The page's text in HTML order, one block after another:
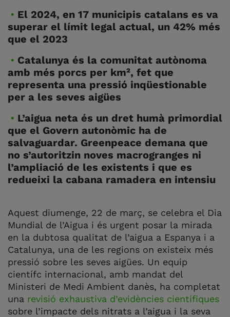
El 2024, en 17 municipis catalans es va
superar el límit legal actual, un 42% més
que el 2023
Catalunya és la comunitat autònoma
amb més porcs per km², fet que
representa una pressió inqüestionable
per a les seves aigües
L’aigua neta és un dret humà primordial
que el Govern autonòmic ha de
salvaguardar. Greenpeace demana que
no s’autoritzin noves macrogranges ni
l’ampliació de les existents i que es
redueixi la cabana ramadera en intensiu
Aquest diumenge, 22 de març, se celebra el Dia
Mundial de l’Aigua i és urgent posar la mirada
en la dubtosa qualitat de l’aigua a Espanya i a
Catalunya, una de les regions on existeix més
pressió sobre les seves aigües. Un equip
científc internacional, amb mandat del
Ministeri de Medi Ambient danès, ha completat
una revisió exhaustiva d’evidències científiques
sobre l’impacte dels nitrats a l’aigua i la seva